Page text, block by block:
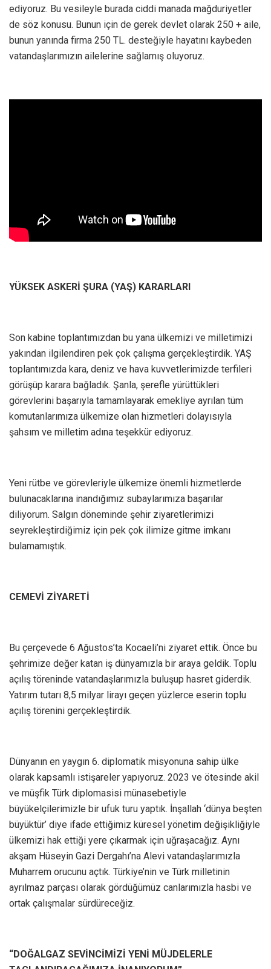
ediyoruz. Bu vesileyle burada ciddi manada mağduriyetler
de söz konusu. Bunun için de gerek devlet olarak 250 + aile,
bunun yanında firma 250 TL. desteğiyle hayatını kaybeden
vatandaşlarımızın ailelerine sağlamış oluyoruz.
YÜKSEK ASKERİ ŞURA (YAŞ) KARARLARI
Son kabine toplantımızdan bu yana ülkemizi ve milletimizi
yakından ilgilendiren pek çok çalışma gerçekleştirdik. YAŞ
toplantımızda kara, deniz ve hava kuvvetlerimizde terfileri
görüşüp karara bağladık. Şanla, şerefle yürüttükleri
görevlerini başarıyla tamamlayarak emekliye ayrılan tüm
komutanlarımıza ülkemize olan hizmetleri dolayısıyla
şahsım ve milletim adına teşekkür ediyoruz.
Yeni rütbe ve görevleriyle ülkemize önemli hizmetlerde
bulunacaklarına inandığımız subaylarımıza başarılar
diliyorum. Salgın döneminde şehir ziyaretlerimizi
seyrekleştirdiğimiz için pek çok ilimize gitme imkanı
bulamamıştık.
CEMEVİ ZİYARETİ
Bu çerçevede 6 Ağustos’ta Kocaeli’ni ziyaret ettik. Önce bu
şehrimize değer katan iş dünyamızla bir araya geldik. Toplu
açılış töreninde vatandaşlarımızla buluşup hasret giderdik.
Yatırım tutarı 8,5 milyar lirayı geçen yüzlerce eserin toplu
açılış törenini gerçekleştirdik.
Dünyanın en yaygın 6. diplomatik misyonuna sahip ülke
olarak kapsamlı istişareler yapıyoruz. 2023 ve ötesinde akil
ve müşfik Türk diplomasisi münasebetiyle
büyükelçilerimizle bir ufuk turu yaptık. İnşallah ‘dünya beşten
büyüktür’ diye ifade ettiğimiz küresel yönetim değişikliğiyle
ülkemizi hak ettiği yere çıkarmak için uğraşacağız. Aynı
akşam Hüseyin Gazi Dergahı’na Alevi vatandaşlarımızla
Muharrem orucunu açtık. Türkiye’nin ve Türk milletinin
ayrılmaz parçası olarak gördüğümüz canlarımızla hasbi ve
ortak çalışmalar sürdüreceğiz.
“DOĞALGAZ SEVİNCİMİZİ YENİ MÜJDELERLE